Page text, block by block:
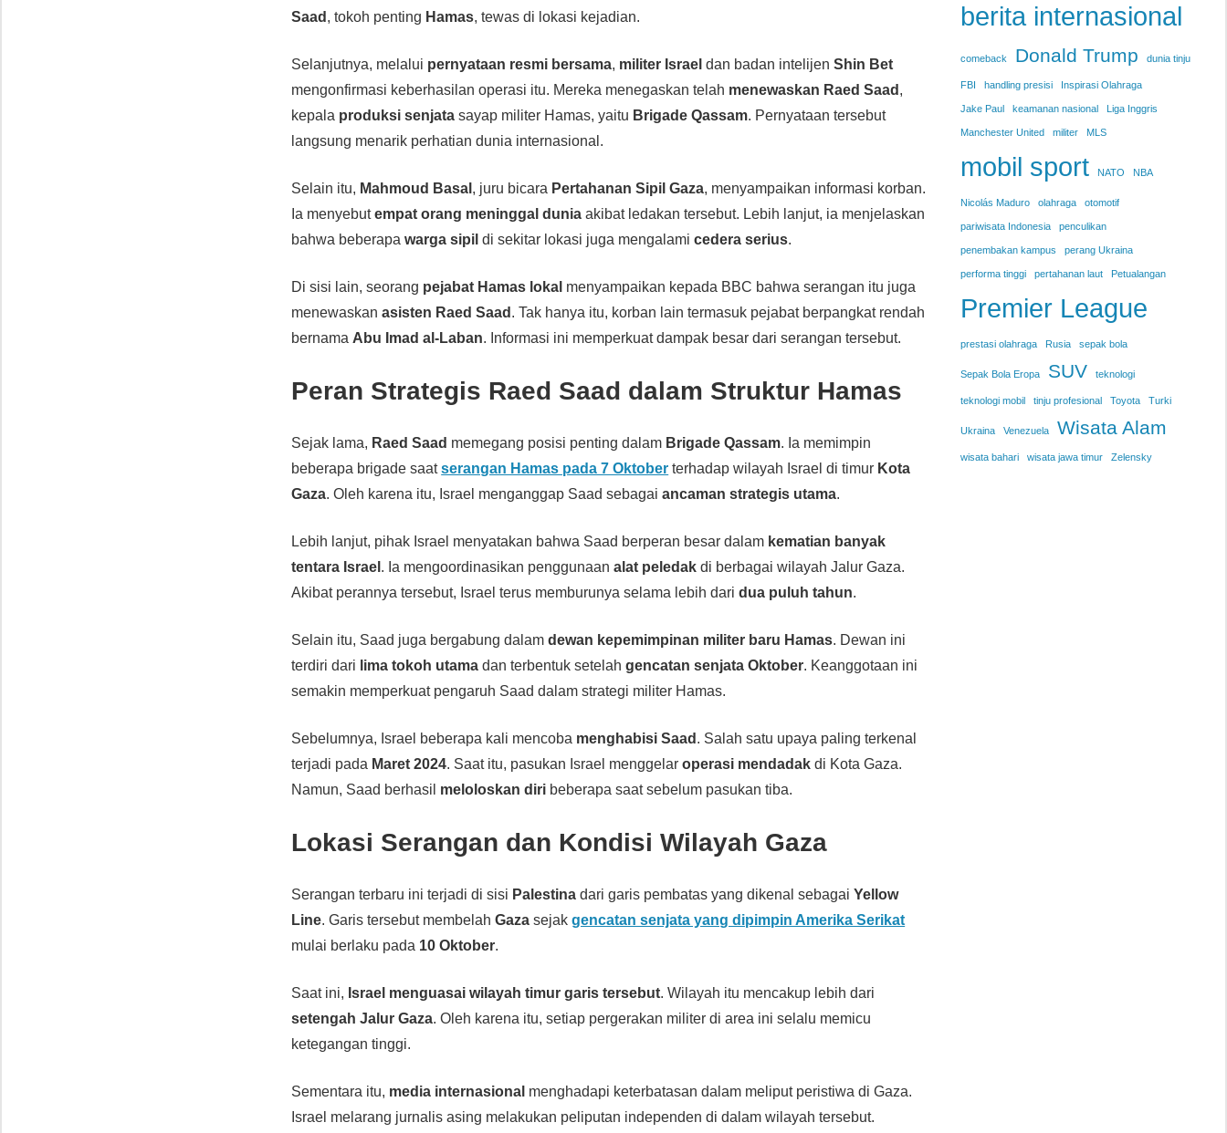
Saad , tokoh penting Hamas, tewas di lokasi kejadian.
Selanjutnya, melalui pernyataan resmi bersama, militer Israel dan badan intelijenShin Bet
mengonfirmasi keberhasilan operasi itu. Mereka menegaskan telah menewaskan Raed Saad ,
kepala produksi senjata sayap militer Hamas, yaitu Brigade Qassam. Pernyataan tersebut
langsung menarik perhatian dunia internasional.
Selain itu, Mahmoud Basal , juru bicara Pertahanan Sipil Gaza, menyampaikan informasi korban.
Ia menyebutempat orang meninggal dunia akibat ledakan tersebut. Lebih lanjut, ia menjelaskan
bahwa beberapawarga sipil di sekitar lokasi juga mengalamicedera serius.
Di sisi lain, seorang pejabat Hamas lokal menyampaikan kepada BBC bahwa serangan itu juga
menewaskanasisten Raed Saad . Tak hanya itu, korban lain termasuk pejabat berpangkat rendah
bernama Abu Imad al-Laban. Informasi ini memperkuat dampak besar dari serangan tersebut.
Peran Strategis Raed Saad dalam Struktur Hamas
Sejak lama, Raed Saad memegang posisi penting dalam Brigade Qassam. Ia memimpin
beberapa brigade saatserangan Hamas pada 7 Oktober terhadap wilayah Israel di timur Kota
Gaza. Oleh karena itu, Israel menganggap Saad sebagaiancaman strategis utama.
Lebih lanjut, pihak Israel menyatakan bahwa Saad berperan besar dalam kematian banyak
tentara Israel . Ia mengoordinasikan penggunaanalat peledak di berbagai wilayah Jalur Gaza.
Akibat perannya tersebut, Israel terus memburunya selama lebih daridua puluh tahun.
Selain itu, Saad juga bergabung dalamdewan kepemimpinan militer baru Hamas. Dewan ini
terdiri dari lima tokoh utama dan terbentuk setelahgencatan senjata Oktober. Keanggotaan ini
semakin memperkuat pengaruh Saad dalam strategi militer Hamas.
Sebelumnya, Israel beberapa kali mencoba menghabisi Saad . Salah satu upaya paling terkenal
terjadi pada Maret 2024. Saat itu, pasukan Israel menggelaroperasi mendadak di Kota Gaza.
Namun, Saad berhasil meloloskan diri beberapa saat sebelum pasukan tiba.
Lokasi Serangan dan Kondisi Wilayah Gaza
Serangan terbaru ini terjadi di sisi Palestina dari garis pembatas yang dikenal sebagaiYellow
Line. Garis tersebut membelahGaza sejakgencatan senjata yang dipimpin Amerika Serikat
mulai berlaku pada 10 Oktober.
Saat ini, Israel menguasai wilayah timur garis tersebut. Wilayah itu mencakup lebih dari
setengah Jalur Gaza. Oleh karena itu, setiap pergerakan militer di area ini selalu memicu
ketegangan tinggi.
Sementara itu, media internasional menghadapi keterbatasan dalam meliput peristiwa di Gaza.
Israel melarang jurnalis asing melakukan peliputan independen di dalam wilayah tersebut.
berita internasional
comeback Donald Trump dunia tinju
FBI handling presisi Inspirasi Olahraga
Jake Paul keamanan nasional Liga Inggris
Manchester United militer MLS
mobil sport NATO NBA
Nicolás Maduro olahraga otomotif
pariwisata Indonesia penculikan
penembakan kampus perang Ukraina
performa tinggi pertahanan laut Petualangan
Premier League
prestasi olahraga Rusia sepak bola
Sepak Bola Eropa SUV teknologi
teknologi mobil tinju profesional Toyota Turki
Ukraina Venezuela Wisata Alam
wisata bahari wisata jawa timur Zelensky